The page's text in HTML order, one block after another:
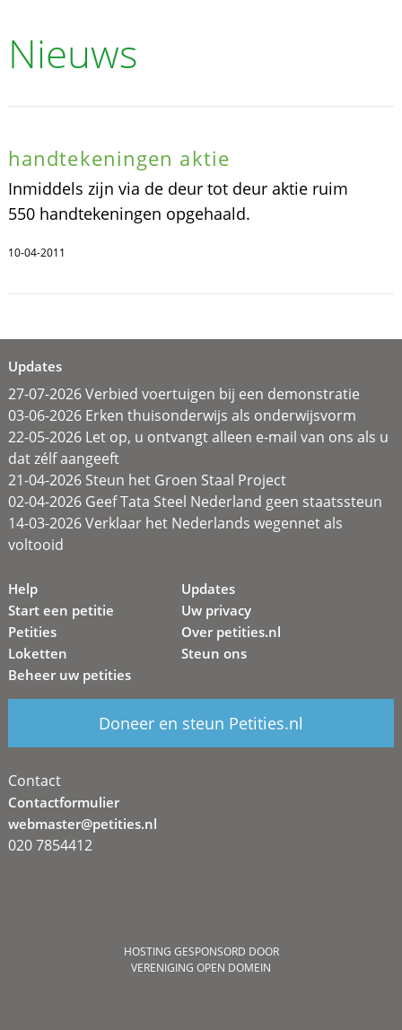
Nieuws
handtekeningen aktie
Inmiddels zijn via de deur tot deur aktie ruim
550 handtekeningen opgehaald.
10-04-2011
Updates
27-07-2026 Verbied voertuigen bij een demonstratie
03-06-2026 Erken thuisonderwijs als onderwijsvorm
22-05-2026 Let op, u ontvangt alleen e-mail van ons als u
dat zélf aangeeft
21-04-2026 Steun het Groen Staal Project
02-04-2026 Geef Tata Steel Nederland geen staatssteun
14-03-2026 Verklaar het Nederlands wegennet als
voltooid
Help
Start een petitie
Petities
Loketten
Beheer uw petities
Updates
Uw privacy
Over petities.nl
Steun ons
Doneer en steun Petities.nl
Contact
Contactformulier
webmaster@petities.nl
020 7854412
HOSTING GESPONSORD DOOR
VERENIGING OPEN DOMEIN